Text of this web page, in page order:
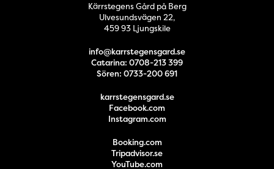
Kärrstegens Gård på Berg
Ulvesundsvägen 22,
459 93 Ljungskile
info@karrstegensgard.se
Catarina: 0708-213 399
Sören: 0733-200 691
karrstegensgard.se
Facebook.com
Instagram.com
Booking.com
Tripadvisor.se
YouTube.com